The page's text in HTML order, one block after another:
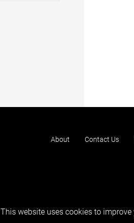
About Contact Us
This website uses cookies to